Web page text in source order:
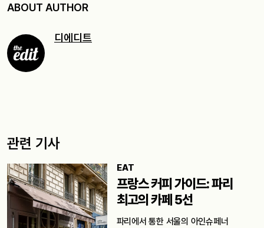
ABOUT AUTHOR
디에디트
관련 기사
EAT
프랑스 커피 가이드: 파리
최고의 카페 5선
파리에서 통한 서울의 아인슈페너